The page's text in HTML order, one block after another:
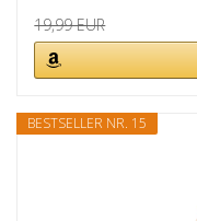
19,99 EUR
BESTSELLER NR. 15